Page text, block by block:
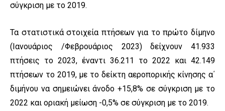
σύγκριση με το 2019.
Τα στατιστικά στοιχεία πτήσεων για το πρώτο δίμηνο
(Ιανουάριος /Φεβρουάριος 2023) δείχνουν 41.933
πτήσεις το 2023, έναντι 36.211 το 2022 και 42.149
πτήσεων το 2019, με το δείκτη αεροπορικής κίνησης α΄
διμήνου να σημειώνει άνοδο +15,8% σε σύγκριση με το
2022 και οριακή μείωση -0,5% σε σύγκριση με το 2019.